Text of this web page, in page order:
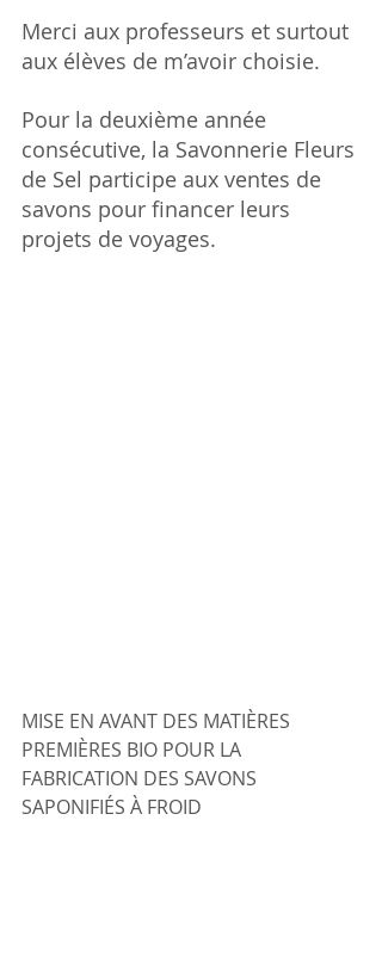
Merci aux professeurs et surtout
aux élèves de m’avoir choisie.
Pour la deuxième année
consécutive, la Savonnerie Fleurs
de Sel participe aux ventes de
savons pour financer leurs
projets de voyages.
MISE EN AVANT DES MATIÈRES
PREMIÈRES BIO POUR LA
FABRICATION DES SAVONS
SAPONIFIÉS À FROID